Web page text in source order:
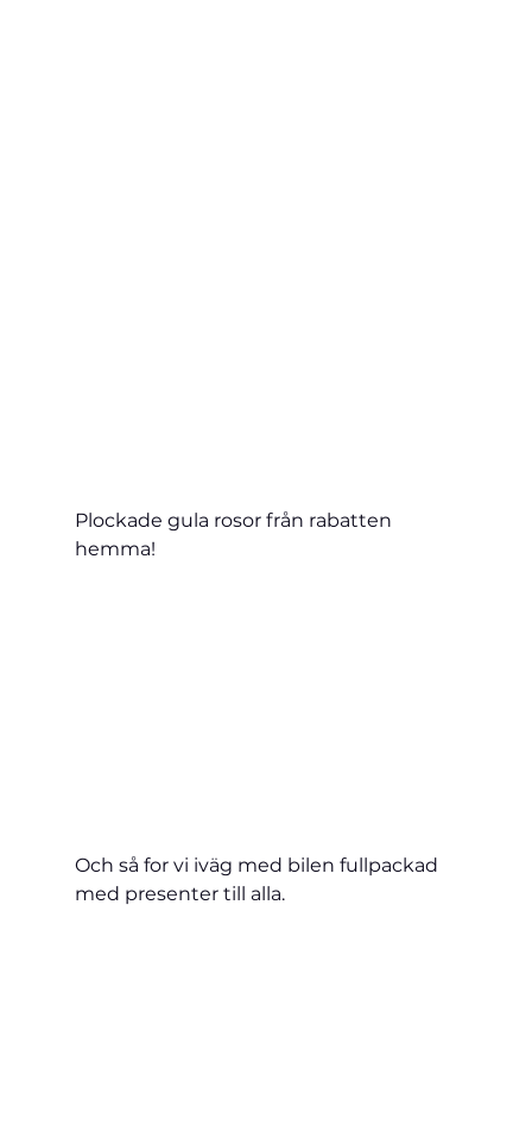
Plockade gula rosor från rabatten
hemma!
Och så for vi iväg med bilen fullpackad
med presenter till alla.